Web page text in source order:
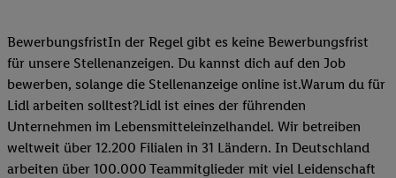
BewerbungsfristIn der Regel gibt es keine Bewerbungsfrist
für unsere Stellenanzeigen. Du kannst dich auf den Job
bewerben, solange die Stellenanzeige online ist.Warum du für
Lidl arbeiten solltest?Lidl ist eines der führenden
Unternehmen im Lebensmitteleinzelhandel. Wir betreiben
weltweit über 12.200 Filialen in 31 Ländern. In Deutschland
arbeiten über 100.000 Teammitglieder mit viel Leidenschaft